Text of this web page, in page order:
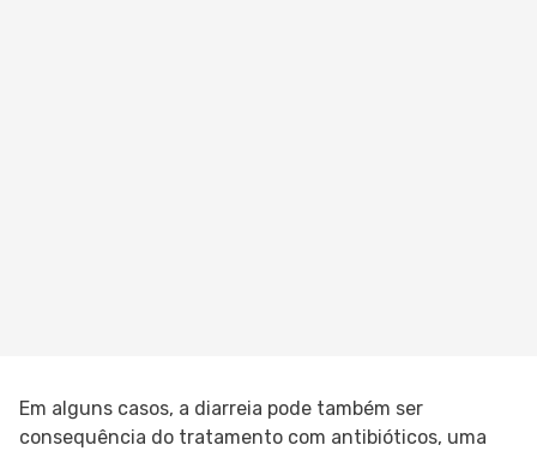
Em alguns casos, a diarreia pode também ser
consequência do tratamento com antibióticos, uma